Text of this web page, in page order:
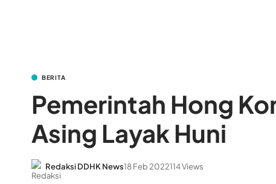
BERITA
Pemerintah Hong
Asing Layak Huni
Redaksi DDHK News18 Feb 2022114 Views